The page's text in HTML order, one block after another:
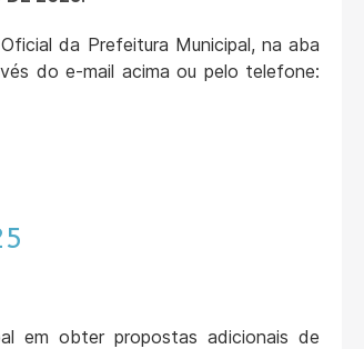
da Prefeitura Municipal, na aba
do e-mail acima ou pelo telefone:
em obter propostas adicionais de